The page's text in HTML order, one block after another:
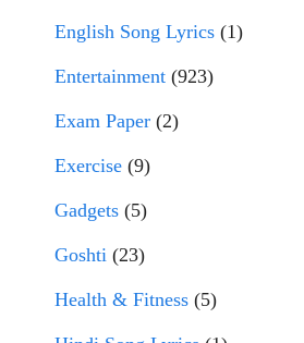
English Song Lyrics (1)
Entertainment (923)
Exam Paper (2)
Exercise (9)
Gadgets (5)
Goshti (23)
Health & Fitness (5)